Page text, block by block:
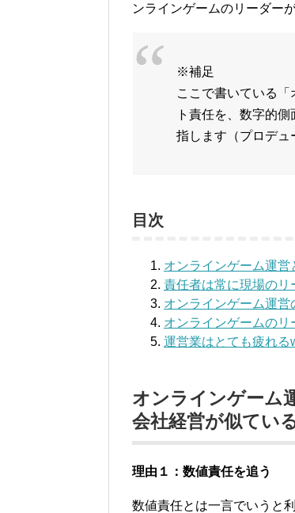
ンラインゲームのリーダー
※補足
ここで書いている
ト責任を、数字的
指します（プロデュ
目次
オンラインゲーム運
責任者は常に現場のリ
オンラインゲーム運営
オンラインゲームの
運営業はとても疲れる
オンラインゲーム
会社経営が似てい
理由１：数値責任を追う
数値責任とは一言でいうと